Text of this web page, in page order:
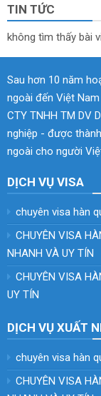
TIN TỨC
không tìm thấy bài
Sau hơn 10 năm
ngoài đến Việt
CTY TNHH TM DV
nghiệp - được
ngoài cho người
DỊCH VỤ VISA
chuyên visa hàn
CHUYÊN VISA
NHANH VÀ UY TÍN
CHUYÊN VISA
UY TÍN
DỊCH VỤ XUẤT
chuyên visa hàn
CHUYÊN VISA